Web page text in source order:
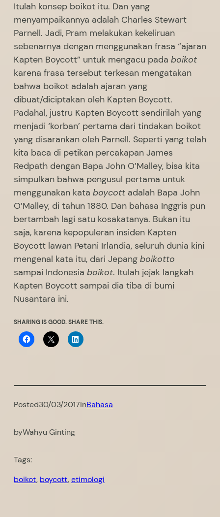
Itulah konsep boikot itu. Dan yang
menyampaikannya adalah Charles Stewart
Parnell. Jadi, Pram melakukan kekeliruan
sebenarnya dengan menggunakan frasa “ajaran
Kapten Boycott” untuk mengacu pada boikot
karena frasa tersebut terkesan mengatakan
bahwa boikot adalah ajaran yang
dibuat/diciptakan oleh Kapten Boycott.
Padahal, justru Kapten Boycott sendirilah yang
menjadi ‘korban’ pertama dari tindakan boikot
yang disarankan oleh Parnell. Seperti yang telah
kita baca di petikan percakapan James
Redpath dengan Bapa John O’Malley, bisa kita
simpulkan bahwa pengusul pertama untuk
menggunakan kata boycott adalah Bapa John
O’Malley, di tahun 1880. Dan bahasa Inggris pun
bertambah lagi satu kosakatanya. Bukan itu
saja, karena kepopuleran insiden Kapten
Boycott lawan Petani Irlandia, seluruh dunia kini
mengenal kata itu, dari Jepang boikotto
sampai Indonesia boikot. Itulah jejak langkah
Kapten Boycott sampai dia tiba di bumi
Nusantara ini.
SHARING IS GOOD. SHARE THIS.
Posted30/03/2017inBahasa
byWahyu Ginting
Tags:
boikot, boycott, etimologi